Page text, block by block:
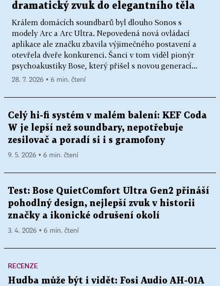
dramatický zvuk do elegantního těla
Králem domácích soundbarů byl dlouho Sonos s
modely Arc a Arc Ultra. Nepovedená nová ovládací
aplikace ale značku zbavila výjimečného postavení a
otevřela dveře konkurenci. Šanci v tom viděl pionýr
psychoakustiky Bose, který přišel s novou generací...
28. 7. 2026 ▪ 6 min. čtení
Celý hi-fi systém v malém balení: KEF Coda
W je lepší než soundbary, nepotřebuje
zesilovač a poradí si i s gramofony
9. 5. 2026 ▪ 6 min. čtení
Test: Bose QuietComfort Ultra Gen2 přináší
pohodlný design, nejlepší zvuk v historii
značky a ikonické odrušení okolí
3. 4. 2026 ▪ 6 min. čtení
RECENZE
Hudba může být i vidět: Fosi Audio AH-01A